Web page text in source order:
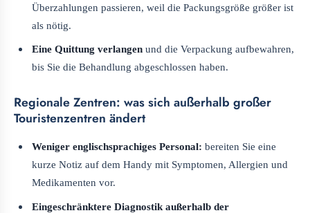
Überzahlungen passieren, weil die Packungsgröße größer ist
als nötig.
Eine Quittung verlangen und die Verpackung aufbewahren,
bis Sie die Behandlung abgeschlossen haben.
Regionale Zentren: was sich außerhalb großer
Touristenzentren ändert
Weniger englischsprachiges Personal: bereiten Sie eine
kurze Notiz auf dem Handy mit Symptomen, Allergien und
Medikamenten vor.
Eingeschränktere Diagnostik außerhalb der